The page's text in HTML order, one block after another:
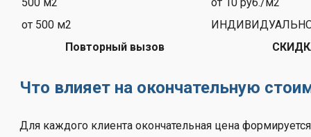
500 м2
от 10 руб./м2
от 500 м2
Повторный вызов
Что влияет на окончательную
Для каждого клиента окончательная цена